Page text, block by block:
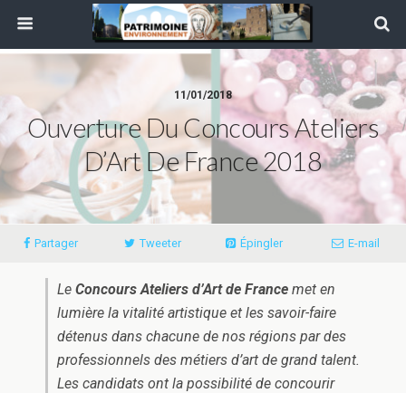
11/01/2018
Ouverture Du Concours Ateliers
D’Art De France 2018
Partager Tweeter Épingler E-mail
Le Concours Ateliers d’Art de France met en
lumière la vitalité artistique et les savoir-faire
détenus dans chacune de nos régions par des
professionnels des métiers d’art de grand talent.
Les candidats ont la possibilité de concourir